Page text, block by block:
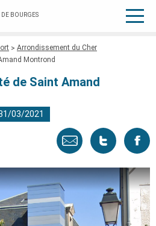
BOURGES
Arrondissement du Cher
Montrond
de Saint Amand
03/2021
Envoyer
email
Tweeter
page